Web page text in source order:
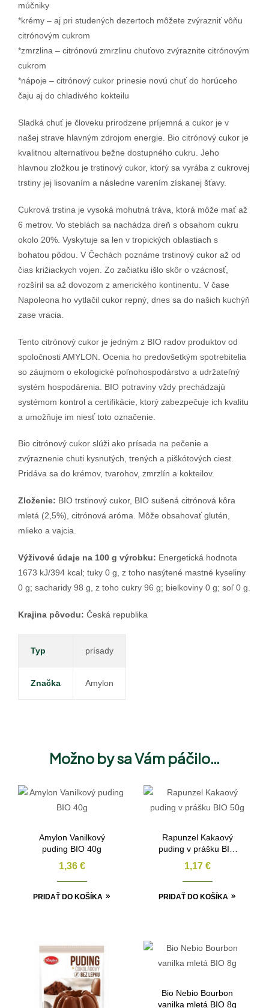
múčniky
*krémy – aj pri studených dezertoch môžete zvýrazniť vôňu
citrónovým cukrom
*zmrzlina – citrónovú zmrzlinu chuťovo zvýraznite citrónovým
cukrom
*nápoje – citrónový cukor prinesie novú chuť do horúceho
čaju aj do chladivého kokteilu
Sladká chuť je človeku prirodzene príjemná a cukor je v
našej strave hlavným zdrojom energie. Bio citrónový cukor je
kvalitnou alternatívou bežne dostupného cukru. Jeho
hlavnou zložkou je trstinový cukor, ktorý sa vyrába z cukrovej
trstiny jej lisovaním a následne varením získanej šťavy.
Cukrová trstina je vysoká mohutná tráva, ktorá môže mať až
6 metrov. Vo steblách sa nachádza dreň s obsahom cukru
okolo 20%. Vyskytuje sa len v tropických oblastiach s
bohatou pôdou. V Čechách poznáme trstinový cukor až od
čias križiackych vojen. Zo začiatku išlo skôr o vzácnosť,
rozšíril sa až dovozom z amerického kontinentu. V čase
Napoleona ho vytlačil cukor repný, dnes sa do našich kuchýň
zase vracia.
Tento citrónový cukor je jedným z BIO radov produktov od
spoločnosti AMYLON. Ocenia ho predovšetkým spotrebitelia
so záujmom o ekologické poľnohospodárstvo a udržateľný
systém hospodárenia. BIO potraviny vždy prechádzajú
systémom kontrol a certifikácie, ktorý zabezpečuje ich kvalitu
a umožňuje im niesť toto označenie.
Bio citrónový cukor slúži ako prísada na pečenie a
zvýraznenie chuti kysnutých, trených a piškótových ciest.
Pridáva sa do krémov, tvarohov, zmrzlín a kokteilov.
Zloženie: BIO trstinový cukor, BIO sušená citrónová kôra
mletá (2,5%), citrónová aróma. Môže obsahovať glutén,
mlieko a vajcia.
Výživové údaje na 100 g výrobku: Energetická hodnota
1673 kJ/394 kcal; tuky 0 g, z toho nasýtené mastné kyseliny
0 g; sacharidy 98 g, z toho cukry 96 g; bielkoviny 0 g; soľ 0 g.
Krajina pôvodu: Česká republika
Typ prísady
Značka Amylon
Možno by sa Vám páčilo…
Amylon Vanilkový
puding BIO 40g
1,36 €
PRIDAŤ DO KOŠÍKA
Rapunzel Kakaový
puding v prášku BIO
50g
1,17 €
PRIDAŤ DO KOŠÍKA
Bio Nebio Bourbon
vanilka mletá BIO 8g